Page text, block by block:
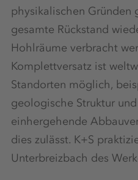
physikalischen Gründen
gesamte Rückstand
Hohlräume verbracht
Komplettversatz ist
Standorten möglich,
geologische Struktur
einhergehende
dies zulässt. K+S
Unterbreizbach des